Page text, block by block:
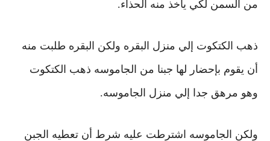
من السمن لكي يأخذ منه الحذاء.
ذهب الكتكوت إلي منزل البقره ولكن البقره طلبت منه
أن يقوم بإحضار لها جبنا من الجاموسه ذهب الكتكوت
وهو مرهق جدا إلي منزل الجاموسه.
ولكن الجاموسه اشترطت عليه شرط أن تعطيه الجبن